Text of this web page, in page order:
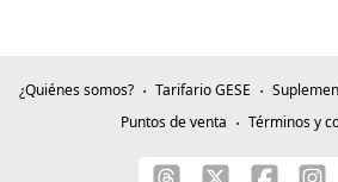
¿Quiénes somos? Tarifario GESE
Puntos de venta
Términos y